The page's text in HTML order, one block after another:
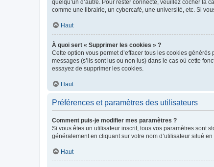
quelqu’un d’autre. Pour rester connecté, veuillez cocher la
comme une librairie, un cybercafé, une université, etc. Si
Haut
À quoi sert « Supprimer les cookies » ?
Cette option vous permet d’effacer tous les cookies
messages (s’ils sont lus ou non lus) dans le cas où cette
essayez de supprimer les cookies.
Haut
Préférences et paramètres des utilisateurs
Comment puis-je modifier mes paramètres ?
Si vous êtes un utilisateur inscrit, tous vos paramètres sont
généralement en cliquant sur votre nom d’utilisateur situé
Haut